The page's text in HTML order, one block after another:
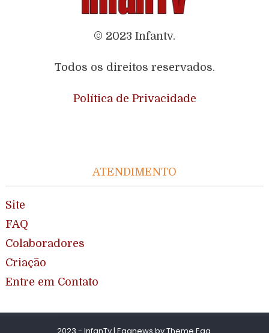
© 2023 Infantv.
Todos os direitos reservados.
Política de Privacidade
ATENDIMENTO
Site
FAQ
Colaboradores
Criação
Entre em Contato